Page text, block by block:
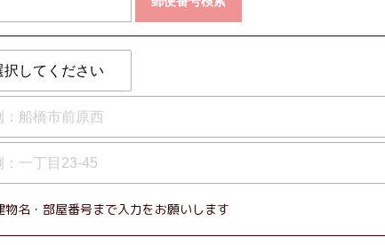
名・部屋番号まで入力をお願いします​